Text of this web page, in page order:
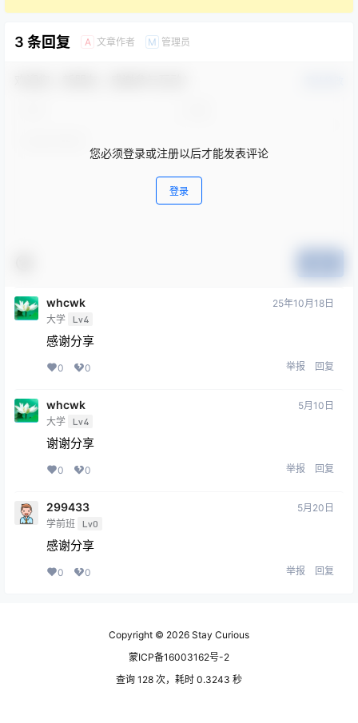
3 条回复 A 文章作者 M 管理员
您必须登录或注册以后才能发表评论
登录
whcwk
大学 Lv4
25年10月18日
感谢分享
0 0 举报 回复
whcwk
大学 Lv4
5月10日
谢谢分享
0 0 举报 回复
299433
学前班 Lv0
5月20日
感谢分享
0 0 举报 回复
Copyright © 2026 Stay Curious
蒙ICP备16003162号-2
查询 128 次，耗时 0.3243 秒